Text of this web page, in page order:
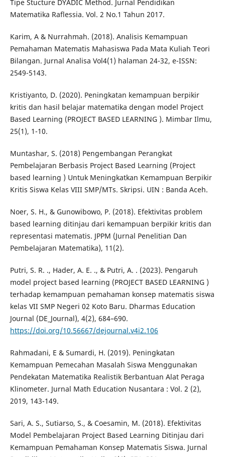
Tipe Stucture DYADIC Method. Jurnal Pendidikan
Matematika Raflessia. Vol. 2 No.1 Tahun 2017.
Karim, A & Nurrahmah. (2018). Analisis Kemampuan
Pemahaman Matematis Mahasiswa Pada Mata Kuliah Teori
Bilangan. Jurnal Analisa Vol4(1) halaman 24-32, e-ISSN:
2549-5143.
Kristiyanto, D. (2020). Peningkatan kemampuan berpikir
kritis dan hasil belajar matematika dengan model Project
Based Learning (PROJECT BASED LEARNING ). Mimbar Ilmu,
25(1), 1-10.
Muntashar, S. (2018) Pengembangan Perangkat
Pembelajaran Berbasis Project Based Learning (Project
based learning ) Untuk Meningkatkan Kemampuan Berpikir
Kritis Siswa Kelas VIII SMP/MTs. Skripsi. UIN : Banda Aceh.
Noer, S. H., & Gunowibowo, P. (2018). Efektivitas problem
based learning ditinjau dari kemampuan berpikir kritis dan
representasi matematis. JPPM (Jurnal Penelitian Dan
Pembelajaran Matematika), 11(2).
Putri, S. R. ., Hader, A. E. ., & Putri, A. . (2023). Pengaruh
model project based learning (PROJECT BASED LEARNING )
terhadap kemampuan pemahaman konsep matematis siswa
kelas VII SMP Negeri 02 Koto Baru. Dharmas Education
Journal (DE_Journal), 4(2), 684–690.
https://doi.org/10.56667/dejournal.v4i2.106
Rahmadani, E & Sumardi, H. (2019). Peningkatan
Kemampuan Pemecahan Masalah Siswa Menggunakan
Pendekatan Matematika Realistik Berbantuan Alat Peraga
Klinometer. Jurnal Math Education Nusantara : Vol. 2 (2),
2019, 143-149.
Sari, A. S., Sutiarso, S., & Coesamin, M. (2018). Efektivitas
Model Pembelajaran Project Based Learning Ditinjau dari
Kemampuan Pemahaman Konsep Matematis Siswa. Jurnal